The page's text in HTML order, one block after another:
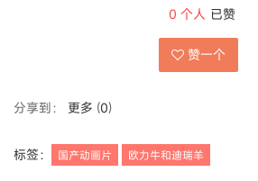
0 个人 已赞
赞一个
分享到： 更多 (0)
标签： 国产动画片 欧力牛和迪瑞羊